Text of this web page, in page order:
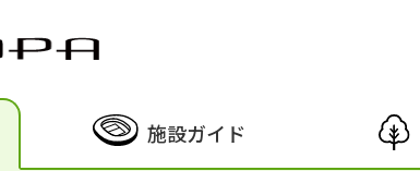
施設ガイド